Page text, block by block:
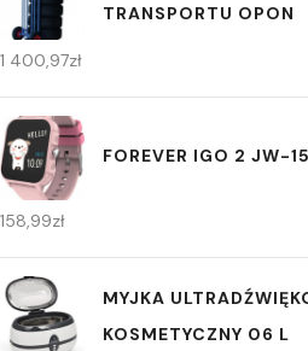
TRANSPORTU OPON
1 400,97zł
FOREVER IGO 2 JW-
158,99zł
MYJKA
KOSMETYCZNY 06 L